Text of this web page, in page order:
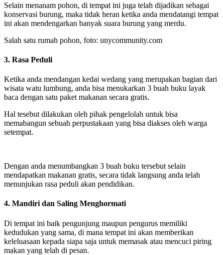
Selain menanam pohon, di tempat ini juga telah dijadikan sebagai
konservasi burung, maka tidak heran ketika anda mendatangi tempat
ini akan mendengarkan banyak suara burung yang merdu.
Salah satu rumah pohon, foto: unycommunity.com
3. Rasa Peduli
Ketika anda mendangan kedai wedang yang merupakan bagian dari
wisata watu lumbung, anda bisa menukarkan 3 buah buku layak
baca dengan satu paket makanan secara gratis.
Hal tesebut dilakukan oleh pihak pengelolah untuk bisa
memabangun sebuah perpustakaan yang bisa diakses oleh warga
setempat.
Dengan anda menumbangkan 3 buah buku tersebut selain
mendapatkan makanan gratis, secara tidak langsung anda telah
menunjukan rasa peduli akan pendidikan.
4. Mandiri dan Saling Menghormati
Di tempat ini baik pengunjung maupun pengurus memiliki
kedudukan yang sama, di mana tempat ini akan memberikan
keleluasaan kepada siapa saja untuk memasak atau mencuci piring
makan yang telah di pesan.